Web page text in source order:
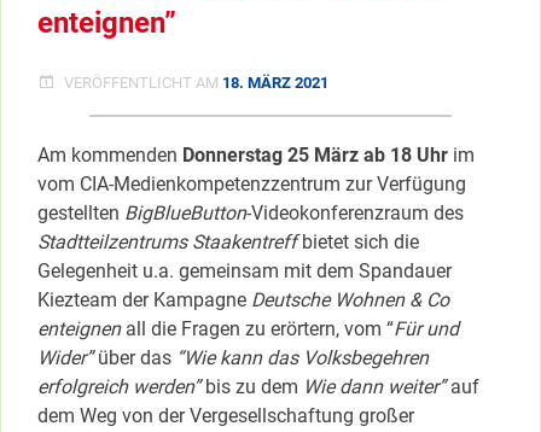
enteignen”
VERÖFFENTLICHT AM 18. MÄRZ 2021
Am kommenden Donnerstag 25 März ab 18 Uhr im
vom CIA-Medienkompetenzzentrum zur Verfügung
gestellten BigBlueButton-Videokonferenzraum des
Stadtteilzentrums Staakentreffbietet sich die
Gelegenheit u.a. gemeinsam mit dem Spandauer
Kiezteam der Kampagne Deutsche Wohnen & Co
enteignen all die Fragen zu erörtern, vom “Für und
Wider”über das “Wie kann das Volksbegehren
erfolgreich werden”bis zu dem Wie dann weiter”auf
dem Weg von der Vergesellschaftung großer